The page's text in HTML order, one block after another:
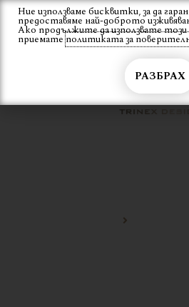
Skip
content
Вход
Ние използваме бисквитки, за да
предоставяме най-доброто
Ако продължите да използвате
приематеполитиката за
РАЗБРАХ